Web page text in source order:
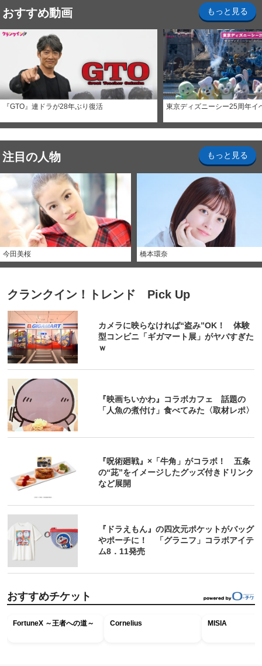
おすすめ動画 もっと見る
『GTO』連ドラが28年ぶり復活 東京ディズニーシー25周年イ
注目の人物 もっと見る
今田美桜 橋本環奈
クランクイン！トレンド Pick Up
カメラに映らなければ“盗み”OK！ 体験
型コンビニ「ギガマート展」がヤバすぎた
ｗ
『映画ちいかわ』コラボカフェ 話題の
「人魚の煮付け」食べてみた〈取材レポ〉
『呪術廻戦』×「牛角」がコラボ！ 五条
の“茈”をイメージしたグッズ付きドリンク
など展開
『ドラえもん』の四次元ポケットがバッグ
やポーチに！ 「グラニフ」コラボアイテ
ム8．11発売
おすすめチケット
FortuneX ～王者への道～ Cornelius MISIA